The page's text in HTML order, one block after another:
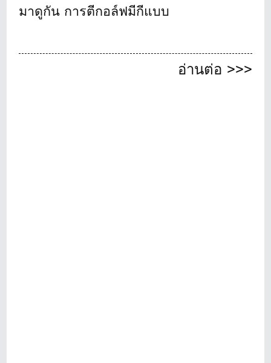
มาดูกัน การตีกอล์ฟมีกี่แบบ
อ่านต่อ >>>